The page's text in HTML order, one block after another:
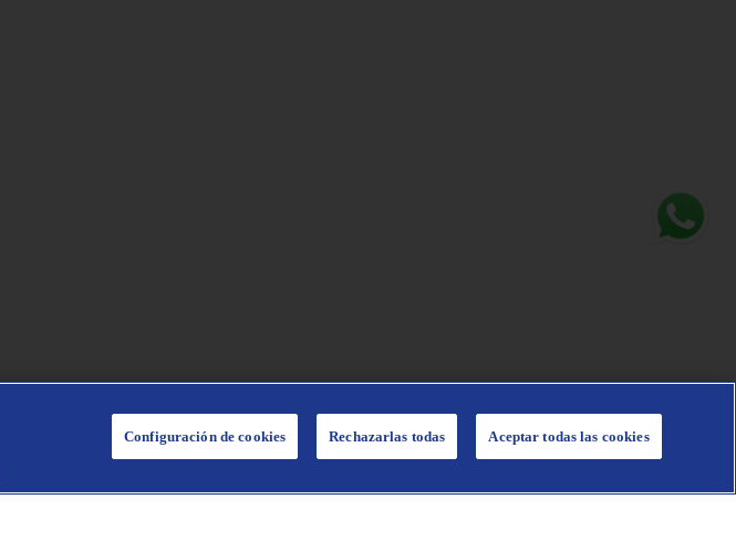
Configuración de cookies Rechazarlas todas Aceptar todas las cookies